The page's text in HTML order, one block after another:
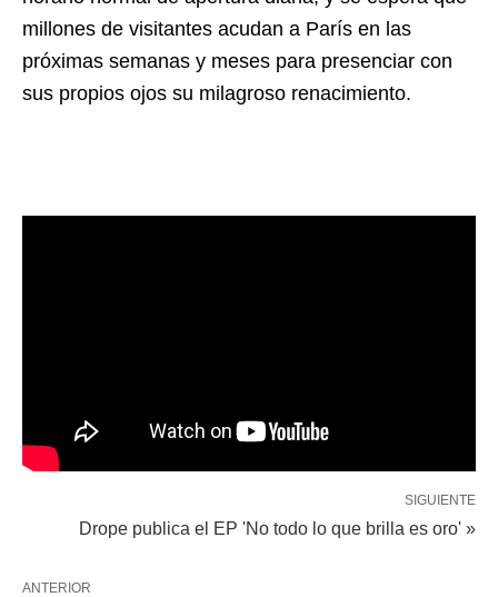
millones de visitantes acudan a París en las
próximas semanas y meses para presenciar con
sus propios ojos su milagroso renacimiento.
SIGUIENTE
Drope publica el EP 'No todo lo que brilla es oro' »
ANTERIOR